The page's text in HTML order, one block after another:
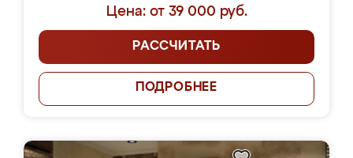
Цена: от 39 000 руб.
РАССЧИТАТЬ
ПОДРОБНЕЕ